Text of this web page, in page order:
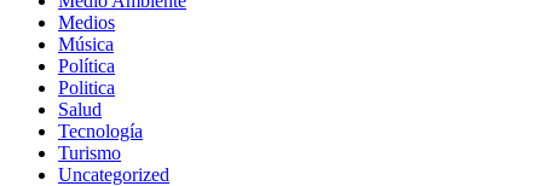
Medios
Música
Política
Politica
Salud
Tecnología
Turismo
Uncategorized